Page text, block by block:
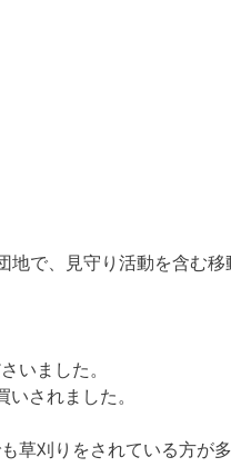
地で、見守り活動を含む移
いました。
されました。
草刈りをされている方が